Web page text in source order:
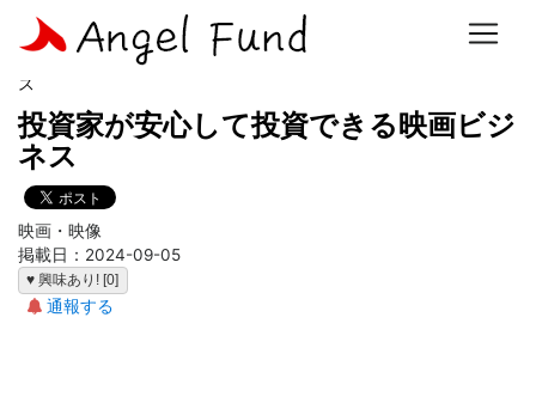
事業計画一覧
> 投資家が安心して投資できる映画ビジネ
ス
投資家が安心して投資できる映画ビジ
ネス
映画・映像
掲載日：2024-09-05
♥ 興味あり! [0]
通報する